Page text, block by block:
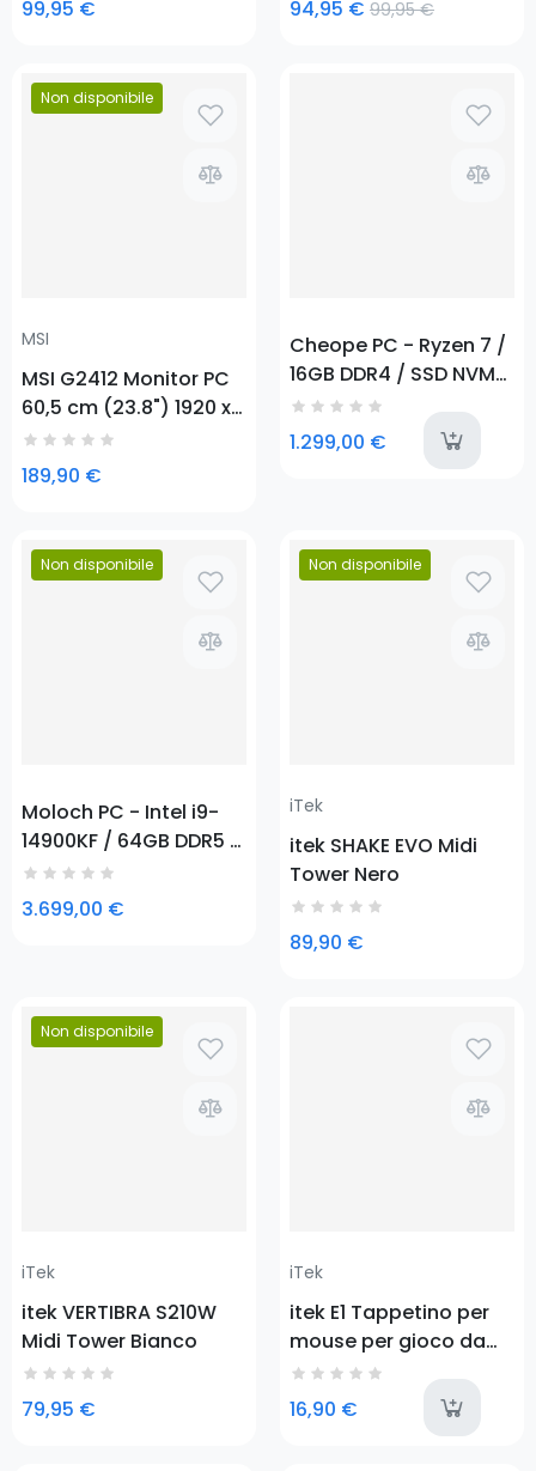
99,95 €
USB tipo-C Mimetico,
94,95 € 99,95 €
Non disponibile
MSI
MSI G2412 Monitor PC
60,5 cm (23.8") 1920 x
1080 Pixel Full HD Nero
189,90 €
Cheope PC - Ryzen 7 /
16GB DDR4 / SSD NVME
1TB / RADEON RX 7600
1.299,00 €
Non disponibile
Moloch PC - Intel i9-
14900KF / 64GB DDR5 /
SSD NVME 4TB / RTX
5080
3.699,00 €
Non disponibile
iTek
itek SHAKE EVO Midi
Tower Nero
89,90 €
Non disponibile
iTek
itek VERTIBRA S210W
Midi Tower Bianco
79,95 €
iTek
itek E1 Tappetino per
mouse per gioco da
computer Nero, Rosso
16,90 €